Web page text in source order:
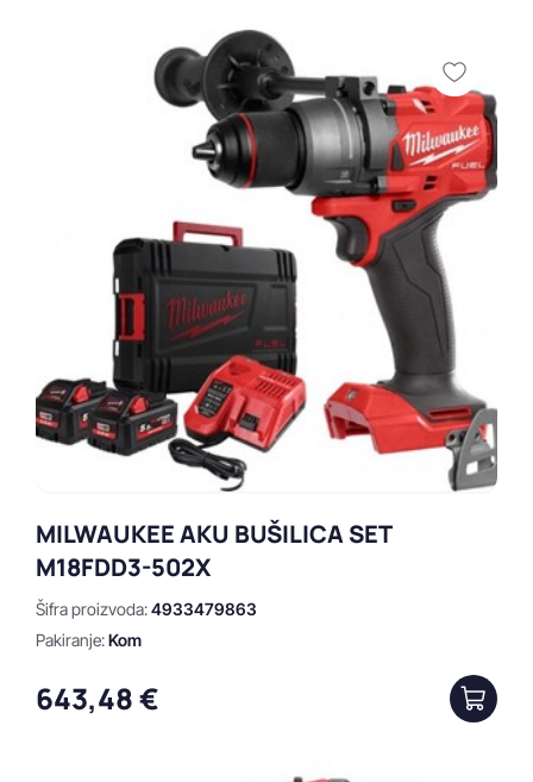
MILWAUKEE AKU BUŠILICA SET
M18FDD3-502X
Šifra proizvoda:4933479863
Pakiranje:Kom
643,48 €